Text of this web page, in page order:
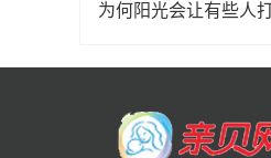
为何阳光会让有些人